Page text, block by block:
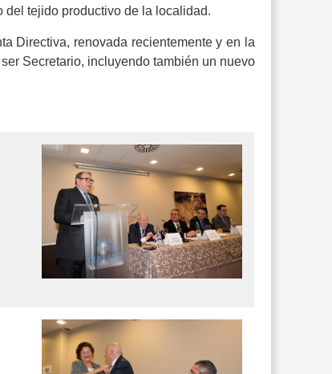
del tejido productivo de la localidad.
Directiva, renovada recientemente y en la
Secretario, incluyendo también un nuevo